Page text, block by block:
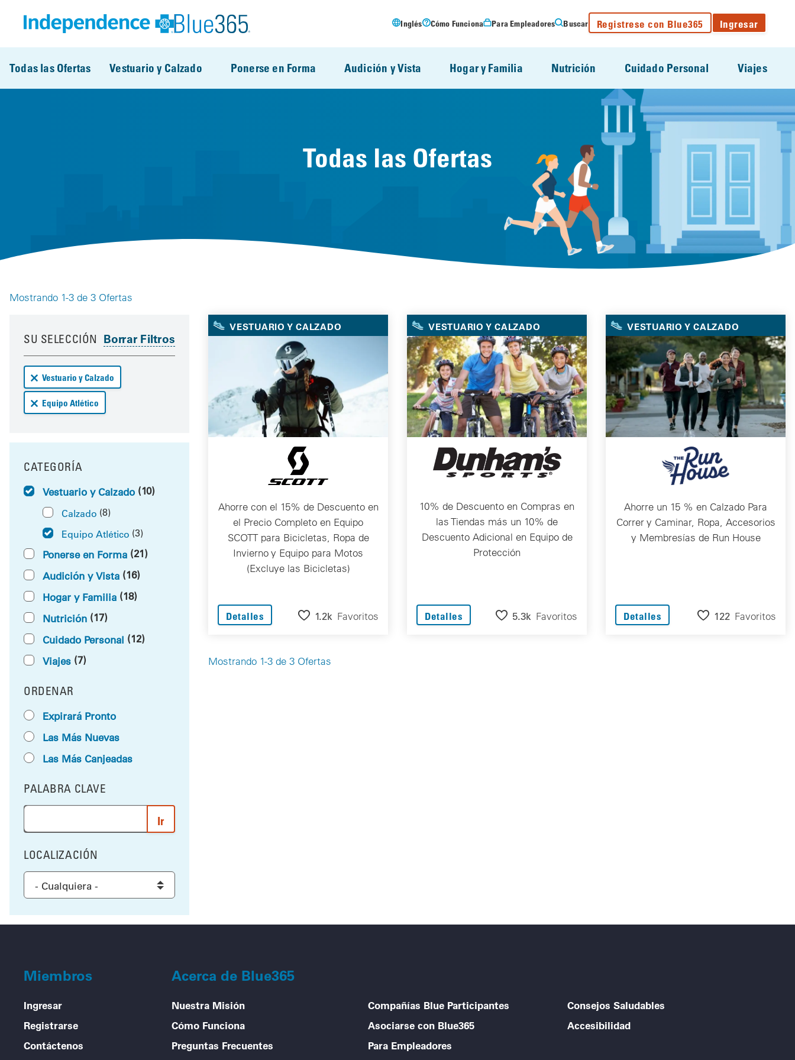
Inglés Cómo Funciona Para Empleadores Buscar Registrese con Blue365 Ingresar
Todas las Ofertas Vestuario y Calzado Ponerse en Forma Audición y Vista Hogar y Familia Nutrición Cuidado Personal Viajes
Todas las Ofertas
Mostrando 1-3 de 3 Ofertas
SU SELECCIÓN
Remove Vestuario y Calzado deals from your results
Vestuario y Calzado
Remove Equipo Atlético deals from your results
Equipo Atlético
FILTRAR POR
CATEGORÍA
Vestuario y Calzado (10)
Calzado (8)
Equipo Atlético (3)
Ponerse en Forma (21)
Audición y Vista (16)
Hogar y Familia (18)
Nutrición (17)
Cuidado Personal (12)
Viajes (7)
ORDENAR
RESULTS BY
Expirará Pronto
Las Más Nuevas
Las Más Canjeadas
FILTRAR POR
PALABRA CLAVE
Ingrese una palabra o frase para buscar los resultados y ir
FILTRAR POR
LOCALIZACIÓN
Select a location to filter the results
Your Selected Deals
VESTUARIO Y CALZADO
Ahorre con el 15% de Descuento en
el Precio Completo en Equipo
SCOTT para Bicicletas, Ropa de
Invierno y Equipo para Motos
(Excluye las Bicicletas)
Detalles 1.2k Favoritos
VESTUARIO Y CALZADO
10% de Descuento en Compras en
las Tiendas más un 10% de
Descuento Adicional en Equipo de
Protección
Detalles 5.3k Favoritos
VESTUARIO Y CALZADO
Ahorre un 15 % en Calzado Para
Correr y Caminar, Ropa, Accesorios
y Membresías de Run House
Detalles 122 Favoritos
Mostrando 1-3 de 3 Ofertas
Miembros
Ingresar
Registrarse
Contáctenos
Acerca de Blue365
Nuestra Misión
Cómo Funciona
Preguntas Frecuentes
Compañías Blue Participantes
Asociarse con Blue365
Para Empleadores
Consejos Saludables
Accesibilidad